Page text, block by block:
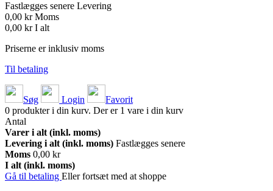
Fastlægges senere Levering
0,00 kr Moms
0,00 kr I alt
Priserne er inklusiv moms
Til betaling
Søg Login
Favorit
0 produkter i din kurv. Der er 1 vare i din kurv
Antal
Varer i alt (inkl. moms)
Levering i alt (inkl. moms) Fastlægges senere
Moms 0,00 kr
I alt (inkl. moms)
Gå til betaling Eller fortsæt med at shoppe